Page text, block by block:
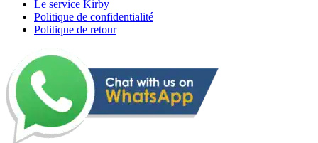
Le service Kirby
Politique de confidentialité
Politique de retour